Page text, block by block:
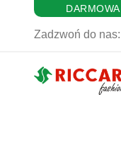
Zadzwoń do nas: